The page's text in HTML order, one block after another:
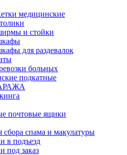
медицинские
и стойки
для раздевалок
больных
подкатные
почтовые ящики
сбора спама и макулатуры
в подъезд
под заказ